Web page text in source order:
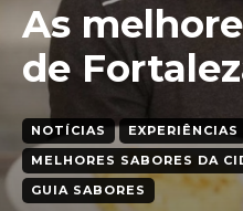
As
de
NOTÍCIAS
EXPERIÊNCIAS
MELHORES SABORES DA
GUIA SABORES